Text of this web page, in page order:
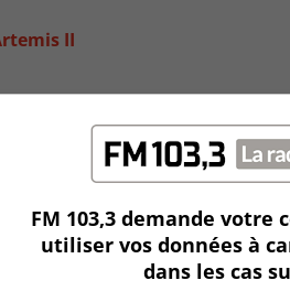
II
FM 103,3 demande votre
utiliser vos données à
dans les cas